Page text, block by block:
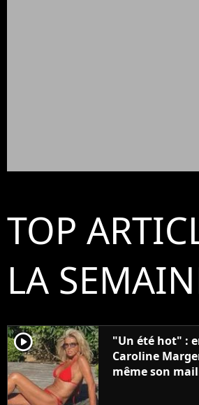
TOP
LA
player2
"Un été hot" :
Caroline
même son